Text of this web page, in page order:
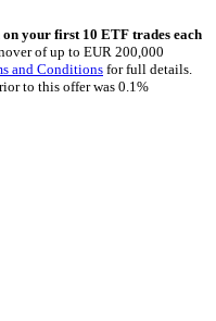
your first 10 ETF trades each
of up to EUR 200,000
and Conditions for full details.
to this offer was 0.1%